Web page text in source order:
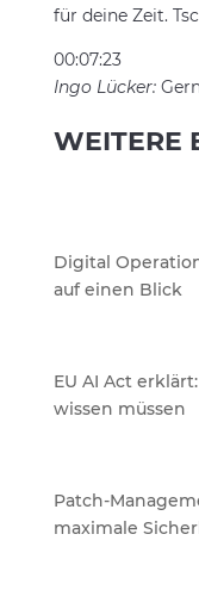
für deine Zeit.
00:07:23
Ingo Lücker:
WEITERE
Digital
auf einen Blick
EU AI Act
wissen müssen
Patch-
maximale